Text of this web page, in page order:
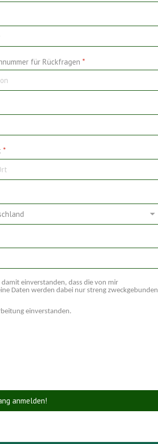
für Rückfragen*
*
einverstanden, dass die von mir
Daten werden dabei nur streng zweckgebunden
einverstanden.
anmelden!